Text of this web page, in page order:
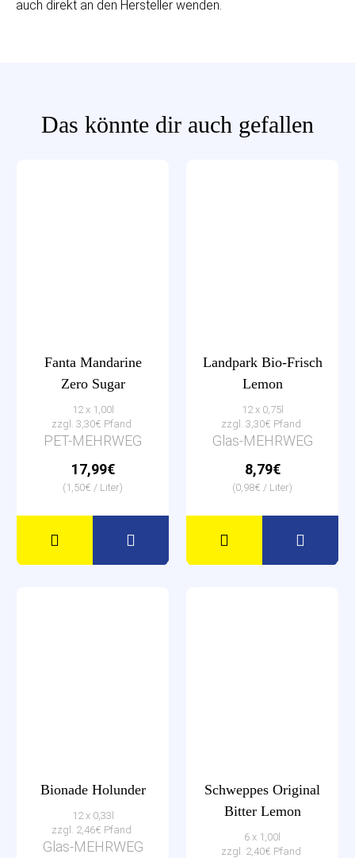
auch direkt an den Hersteller wenden.
Das könnte dir auch gefallen
Fanta Mandarine
Zero Sugar
12 x 1,00l
zzgl. 3,30€ Pfand
PET-MEHRWEG
17,99€
(1,50€ / Liter)
Landpark Bio-Frisch
Lemon
12 x 0,75l
zzgl. 3,30€ Pfand
Glas-MEHRWEG
8,79€
(0,98€ / Liter)
Bionade Holunder
12 x 0,33l
zzgl. 2,46€ Pfand
Glas-MEHRWEG
Schweppes Original
Bitter Lemon
6 x 1,00l
zzgl. 2,40€ Pfand